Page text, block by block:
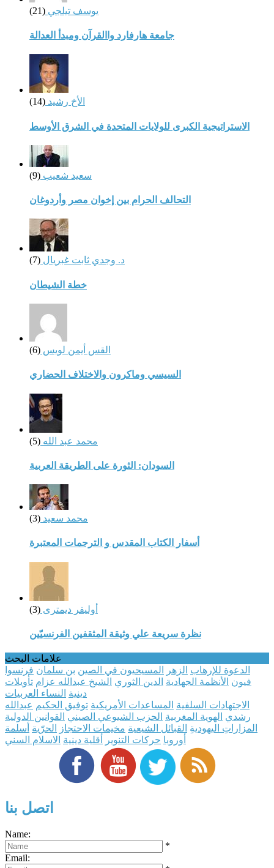
يوسف تيلجي (21)
جامعة هارفارد واالقرآن ومبدأ العدالة
الأخ رشيد (14)
الاستراتيجية الكبرى للولايات المتحدة في الشرق الأوسط
سعيد شعيب (9)
التحالف الحرام بين إخوان مصر وأردوغان
د. وجدي ثابت غبريال (7)
خطة الشيطان
القس أيمن لويس (6)
السيسي وماكرون والاختلاف الحضاري
محمد عبد الله (5)
السودان: الثورة على الطريقة العربية
محمد سعيد (3)
أسفار الكتاب المقدس و الترجمات المعتبرة
أوليفر ديمترى (3)
نظرة سريعة علي وثيقة المثقفين الفرنسيّين
علامات البحث
الدعوة للإرهاب الزهر المسيحيون في الصين بن سلمان فرنسوا
فيون الأنظمة الجهادية الدين الثوري الشيخ عبدالله عزام تأويلات
دينية النساء العربيات
الاجتهادات السلفية المساعدات الأمريكية توفيق الحكيم عبدالله
رشدي الهوية المغربية الحزب الشيوعي الصيني القوانين الدولية
المزاراتِ اليهوديةِ القبائل الشيعية مخيمات الاحتجاز الحرّية أسلمة
أوروبا حركات التنوير أقلية دينية الاسلام السني
اتصل بنا
Name:
*
Email: